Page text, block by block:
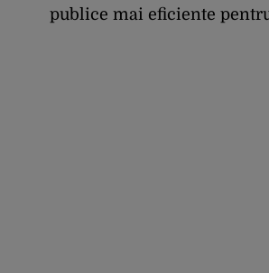
publice mai eficiente